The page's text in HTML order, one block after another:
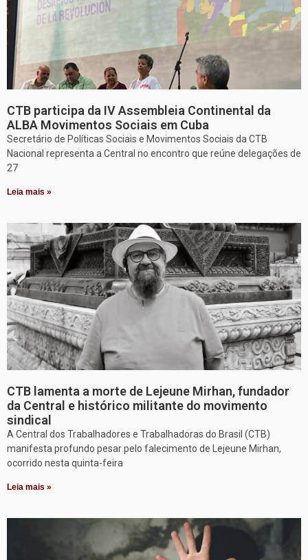
CTB participa da IV Assembleia Continental da
ALBA Movimentos Sociais em Cuba
Secretário de Políticas Sociais e Movimentos Sociais da CTB
Nacional representa a Central no encontro que reúne delegações de
27
Leia mais »
CTB lamenta a morte de Lejeune Mirhan, fundador
da Central e histórico militante do movimento
sindical
A Central dos Trabalhadores e Trabalhadoras do Brasil (CTB)
manifesta profundo pesar pelo falecimento de Lejeune Mirhan,
ocorrido nesta quinta-feira
Leia mais »